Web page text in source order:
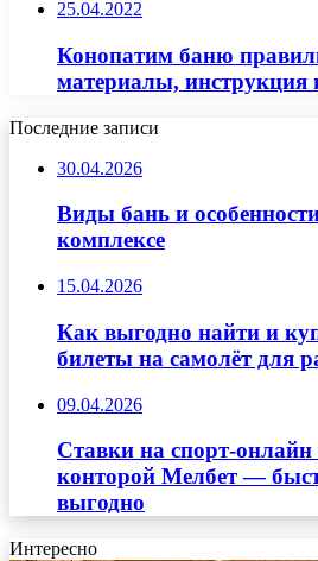
25.04.2022
Конопатим баню
материалы, инструкция
Последние записи
30.04.2026
Виды бань и
комплексе
15.04.2026
Как выгодно найти и
билеты на самолёт для
09.04.2026
Ставки на спорт-онлайн
конторой Мелбет —
выгодно
Интересно